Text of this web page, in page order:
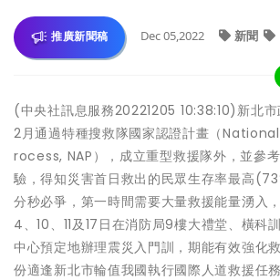
推廣新聞稿 Dec 05,2022 新聞
(中央社訊息服務20221205 10:38:10)新北市
2月通過特種搜救隊國家認證計畫（
rocess, NAP），成立重型救援隊外，並參
驗，得知災害首日救出的民眾生存率最高
分秒必爭，第一時間需要大量救援能量湧入，
4、10、11及17日在消防局9樓大禮堂、橫科
中心預定地辦理震災入門訓，期能有效強化
份適逢新北市輪值我國執行國際人道救援任